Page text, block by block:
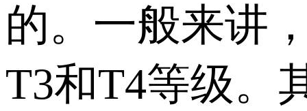
的。一般来讲
T3和T4等级。